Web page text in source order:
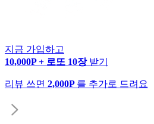
지금 가입하고
10,000P + 로또 10장 받기
리뷰 쓰면 2,000P 를 추가로 드려요